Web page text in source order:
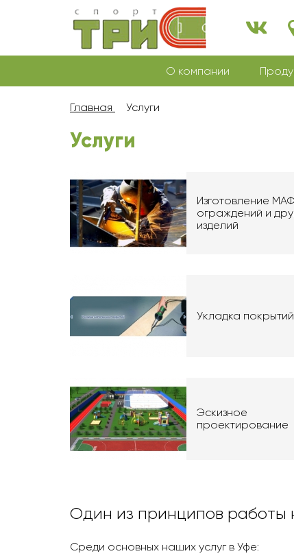
О компании
Главная Услуги
Услуги
Изготовление
ограждений и
изделий
Укладка покрытий
Эскизное
проектирование
Один из принципов работы
Среди основных наших услуг в Уфe: